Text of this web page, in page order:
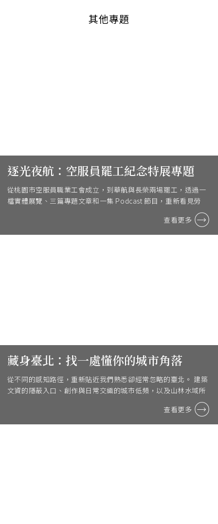
其他專題
逐光夜航：空服員罷工紀念特展專題
從桃園市空服員職業工會成立，到華航與長榮兩場罷工，透過一
檔實體展覽、三篇專題文章和一集 Podcast 節目，重新看見勞
查看更多
藏身臺北：找一處懂你的城市角落
從不同的感知路徑，重新貼近我們熟悉卻經常忽略的臺北。 建築
文資的隱蔽入口、創作與日常交織的城市低頻，以及山林水域所
查看更多